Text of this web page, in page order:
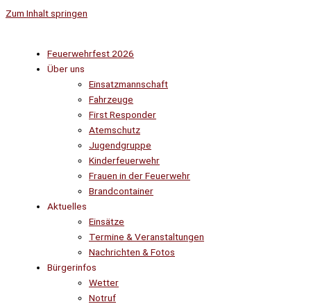
Zum Inhalt springen
Feuerwehrfest 2026
Über uns
Einsatzmannschaft
Fahrzeuge
First Responder
Atemschutz
Jugendgruppe
Kinderfeuerwehr
Frauen in der Feuerwehr
Brandcontainer
Aktuelles
Einsätze
Termine & Veranstaltungen
Nachrichten & Fotos
Bürgerinfos
Wetter
Notruf